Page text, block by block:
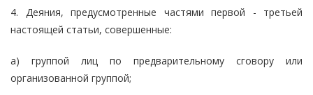
4. Деяния, предусмотренные частями первой - третьей
настоящей статьи, совершенные:
а) группой лиц по предварительному сговору или
организованной группой;